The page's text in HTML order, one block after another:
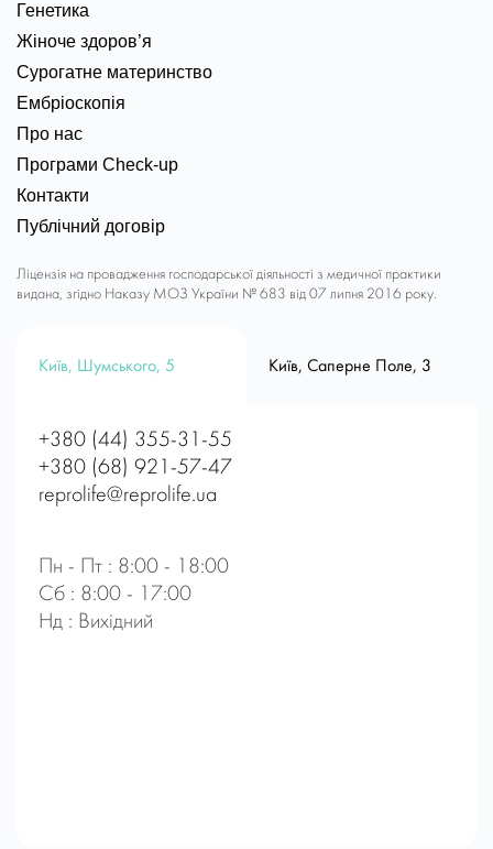
Генетика
Жіноче здоров’я
Сурогатне материнство
Ембріоскопія
Про нас
Програми Check-up
Контакти
Публічний договір
Ліцензія на провадження господарської діяльності з медичної практики
видана, згідно Наказу МОЗ України № 683 від 07 липня 2016 року.
Київ, Шумського, 5 Київ, Саперне Поле, 3
+380 (44) 355-31-55
+380 (68) 921-57-47
reprolife@reprolife.ua
Пн - Пт : 8:00 - 18:00
Сб : 8:00 - 17:00
Нд : Вихідний